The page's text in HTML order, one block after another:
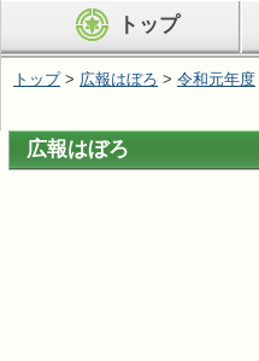
ン
を
す
トップ
トップ> 広報はぼろ > 令和元年度
広報はぼろ